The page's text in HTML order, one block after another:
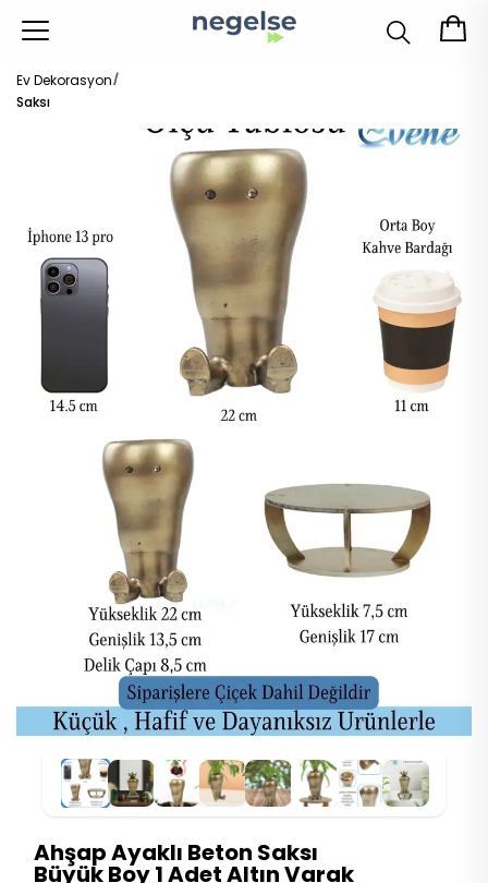
Ev Dekorasyon
Saksı
Ahşap Ayaklı Beton Saksı
Büyük Boy 1 Adet Altın Varak